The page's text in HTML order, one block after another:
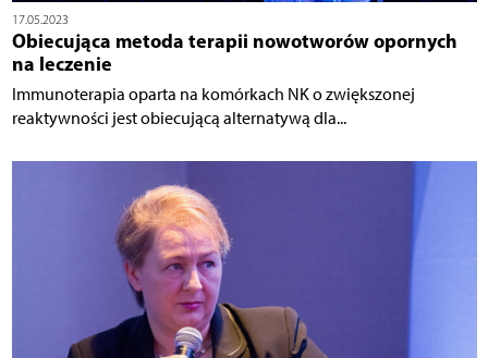
17.05.2023
Obiecująca metoda terapii nowotworów opornych
na leczenie
Immunoterapia oparta na komórkach NK o zwiększonej
reaktywności jest obiecującą alternatywą dla...